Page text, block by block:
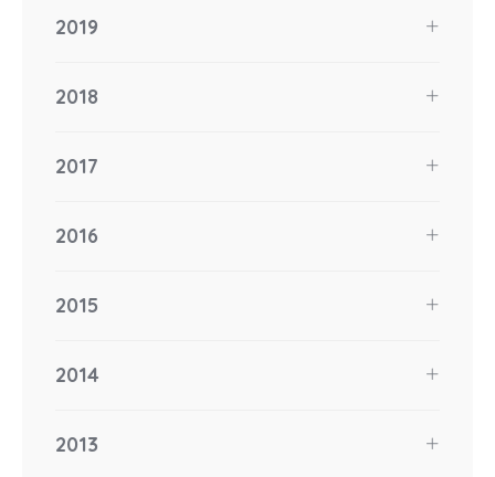
2019
2018
2017
2016
2015
2014
2013